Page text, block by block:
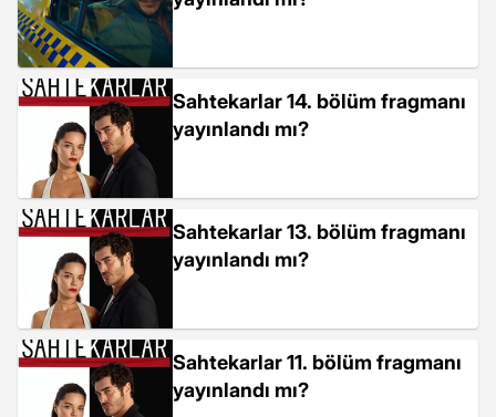
Sahtekarlar 14. bölüm fragmanı
yayınlandı mı?
Sahtekarlar 13. bölüm fragmanı
yayınlandı mı?
Sahtekarlar 11. bölüm fragmanı
yayınlandı mı?